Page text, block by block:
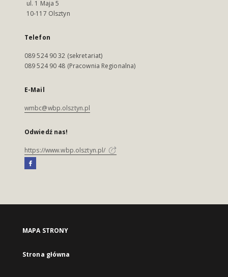
ul. 1 Maja 5
10-117 Olsztyn
Telefon
089 524 90 32 (sekretariat)
089 524 90 48 (Pracownia Regionalna)
E-Mail
wmbc@wbp.olsztyn.pl
Odwiedź nas!
https://www.wbp.olsztyn.pl/
MAPA STRONY
Strona główna